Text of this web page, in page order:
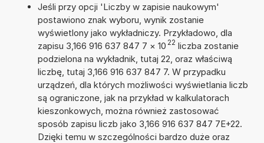
Jeśli przy opcji 'Liczby w zapisie naukowym'
postawiono znak wyboru, wynik zostanie
wyświetlony jako wykładniczy. Przykładowo, dla
zapisu 3,166 916 637 847 7 × 10 22 liczba zostanie
podzielona na wykładnik, tutaj 22, oraz właściwą
liczbę, tutaj 3,166 916 637 847 7. W przypadku
urządzeń, dla których możliwości wyświetlania liczb
są ograniczone, jak na przykład w kalkulatorach
kieszonkowych, można również zastosować
sposób zapisu liczb jako 3,166 916 637 847 7E+22.
Dzięki temu w szczególności bardzo duże oraz